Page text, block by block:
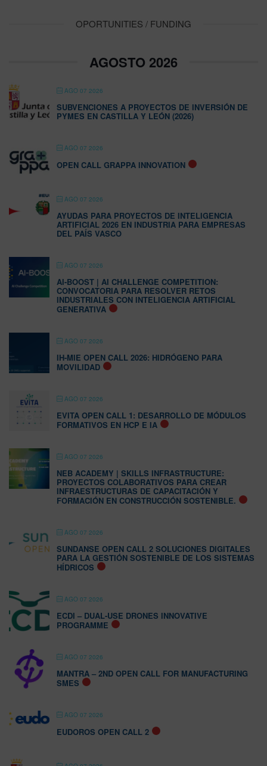
OPORTUNITIES / FUNDING
AGOSTO 2026
AGO 07 2026
SUBVENCIONES A PROYECTOS DE INVERSIÓN DE
PYMES EN CASTILLA Y LEÓN (2026)
AGO 07 2026
OPEN CALL GRAPPA INNOVATION
AGO 07 2026
AYUDAS PARA PROYECTOS DE INTELIGENCIA
ARTIFICIAL 2026 EN INDUSTRIA PARA EMPRESAS
DEL PAÍS VASCO
AGO 07 2026
AI-BOOST | AI CHALLENGE COMPETITION:
CONVOCATORIA PARA RESOLVER RETOS
INDUSTRIALES CON INTELIGENCIA ARTIFICIAL
GENERATIVA
AGO 07 2026
IH-MIE OPEN CALL 2026: HIDRÓGENO PARA
MOVILIDAD
AGO 07 2026
EVITA OPEN CALL 1: DESARROLLO DE MÓDULOS
FORMATIVOS EN HCP E IA
AGO 07 2026
NEB ACADEMY | SKILLS INFRASTRUCTURE:
PROYECTOS COLABORATIVOS PARA CREAR
INFRAESTRUCTURAS DE CAPACITACIÓN Y
FORMACIÓN EN CONSTRUCCIÓN SOSTENIBLE.
AGO 07 2026
SUNDANSE OPEN CALL 2 SOLUCIONES DIGITALES
PARA LA GESTIÓN SOSTENIBLE DE LOS SISTEMAS
HÍDRICOS
AGO 07 2026
ECDI – DUAL-USE DRONES INNOVATIVE
PROGRAMME
AGO 07 2026
MANTRA – 2ND OPEN CALL FOR MANUFACTURING
SMES
AGO 07 2026
EUDOROS OPEN CALL 2